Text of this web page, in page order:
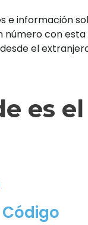
e información
con
el
es